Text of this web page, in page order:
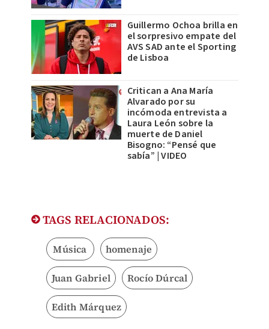
Guillermo Ochoa brilla en
el sorpresivo empate del
AVS SAD ante el Sporting
de Lisboa
Critican a Ana María
Alvarado por su
incómoda entrevista a
Laura León sobre la
muerte de Daniel
Bisogno: “Pensé que
sabía” | VIDEO
TAGS RELACIONADOS:
Música homenaje
Juan Gabriel Rocío Dúrcal
Edith Márquez